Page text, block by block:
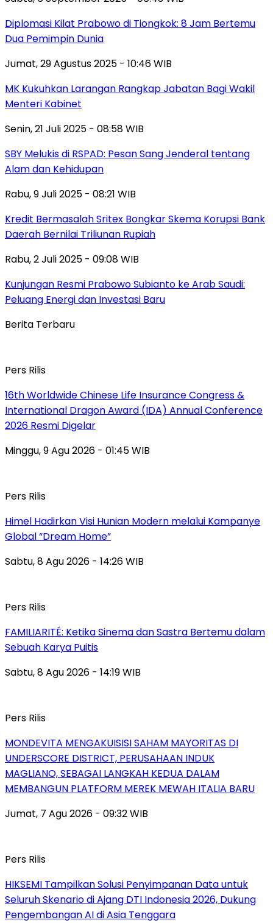
Diplomasi Kilat Prabowo di Tiongkok: 8 Jam Bertemu
Dua Pemimpin Dunia
Jumat, 29 Agustus 2025 - 10:46 WIB
MK Kukuhkan Larangan Rangkap Jabatan Bagi Wakil
Menteri Kabinet
Senin, 21 Juli 2025 - 08:58 WIB
SBY Melukis di RSPAD: Pesan Sang Jenderal tentang
Alam dan Kehidupan
Rabu, 9 Juli 2025 - 08:21 WIB
Kredit Bermasalah Sritex Bongkar Skema Korupsi Bank
Daerah Bernilai Triliunan Rupiah
Rabu, 2 Juli 2025 - 09:08 WIB
Kunjungan Resmi Prabowo Subianto ke Arab Saudi:
Peluang Energi dan Investasi Baru
Berita Terbaru
Pers Rilis
16th Worldwide Chinese Life Insurance Congress &
International Dragon Award (IDA) Annual Conference
2026 Resmi Digelar
Minggu, 9 Agu 2026 - 01:45 WIB
Pers Rilis
Himel Hadirkan Visi Hunian Modern melalui Kampanye
Global “Dream Home”
Sabtu, 8 Agu 2026 - 14:26 WIB
Pers Rilis
FAMILIARITÉ: Ketika Sinema dan Sastra Bertemu dalam
Sebuah Karya Puitis
Sabtu, 8 Agu 2026 - 14:19 WIB
Pers Rilis
MONDEVITA MENGAKUISISI SAHAM MAYORITAS DI
UNDERSCORE DISTRICT, PERUSAHAAN INDUK
MAGLIANO, SEBAGAI LANGKAH KEDUA DALAM
MEMBANGUN PLATFORM MEREK MEWAH ITALIA BARU
Jumat, 7 Agu 2026 - 09:32 WIB
Pers Rilis
HIKSEMI Tampilkan Solusi Penyimpanan Data untuk
Seluruh Skenario di Ajang DTI Indonesia 2026, Dukung
Pengembangan AI di Asia Tenggara